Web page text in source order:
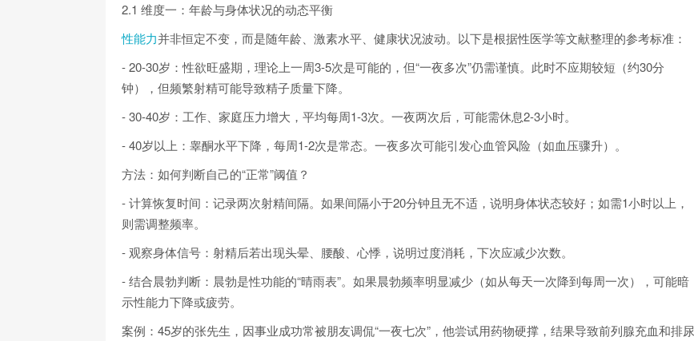
2.1 维度一：年龄与身体状况的动态平衡
性能力并非恒定不变，而是随年龄、激素水平、健康状况波动。以下是根据性医学等文献整理的参考标准：
- 20-30岁：性欲旺盛期，理论上一周3-5次是可能的，但“一夜多次”仍需谨慎。此时不应期较短（约30分
钟），但频繁射精可能导致精子质量下降。
- 30-40岁：工作、家庭压力增大，平均每周1-3次。一夜两次后，可能需休息2-3小时。
- 40岁以上：睾酮水平下降，每周1-2次是常态。一夜多次可能引发心血管风险（如血压骤升）。
方法：如何判断自己的“正常”阈值？
- 计算恢复时间：记录两次射精间隔。如果间隔小于20分钟且无不适，说明身体状态较好；如需1小时以上，
则需调整频率。
- 观察身体信号：射精后若出现头晕、腰酸、心悸，说明过度消耗，下次应减少次数。
- 结合晨勃判断：晨勃是性功能的“晴雨表”。如果晨勃频率明显减少（如从每天一次降到每周一次），可能暗
示性能力下降或疲劳。
案例：45岁的张先生，因事业成功常被朋友调侃“一夜七次”，他尝试用药物硬撑，结果导致前列腺充血和排尿